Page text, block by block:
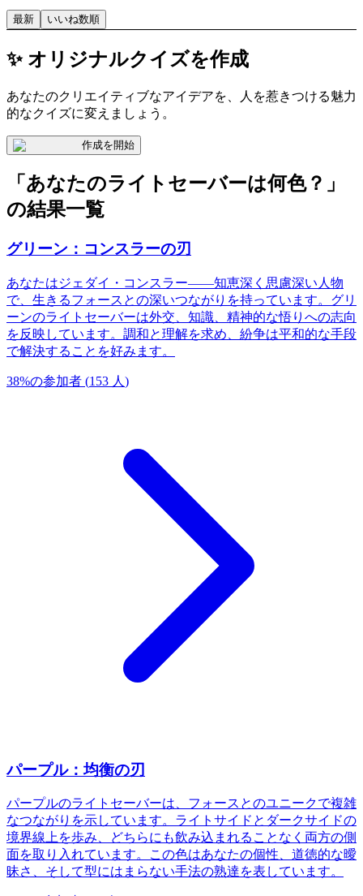
最新 いいね数順
✨ オリジナルクイズを作成
あなたのクリエイティブなアイデアを、人を惹きつける魅力
的なクイズに変えましょう。
作成を開始
「あなたのライトセーバーは何色？」
の結果一覧
グリーン：コンスラーの刃
あなたはジェダイ・コンスラー——知恵深く思慮深い人物
で、生きるフォースとの深いつながりを持っています。グリ
ーンのライトセーバーは外交、知識、精神的な悟りへの志向
を反映しています。調和と理解を求め、紛争は平和的な手段
で解決することを好みます。
38%の参加者 (153 人 )
パープル：均衡の刃
パープルのライトセーバーは、フォースとのユニークで複雑
なつながりを示しています。ライトサイドとダークサイドの
境界線上を歩み、どちらにも飲み込まれることなく両方の側
面を取り入れています。この色はあなたの個性、道徳的な曖
昧さ、そして型にはまらない手法の熟達を表しています。